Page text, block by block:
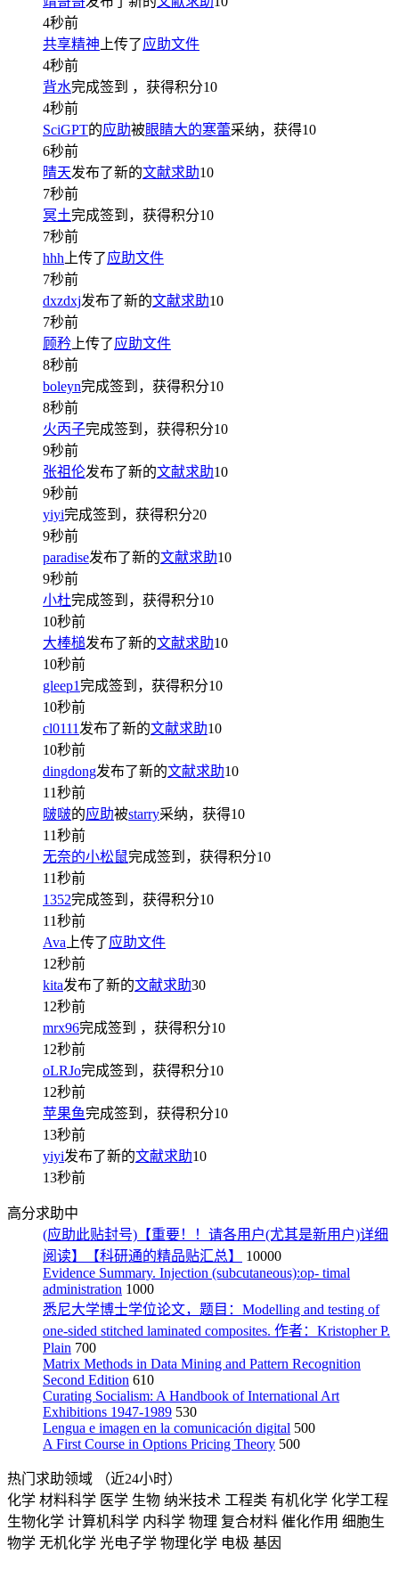
4秒前
共享精神 上传了应助文件
4秒前
背水完成签到 ，获得积分10
4秒前
SciGPT的应助被眼睛大的寒蕾采纳，获得10
6秒前
晴天发布了新的文献求助10
7秒前
冥土完成签到，获得积分10
7秒前
hhh 上传了应助文件
7秒前
dxzdxj发布了新的文献求助10
7秒前
顾矜 上传了应助文件
8秒前
boleyn完成签到，获得积分10
8秒前
火丙子完成签到，获得积分10
9秒前
张祖伦发布了新的文献求助10
9秒前
yiyi完成签到，获得积分20
9秒前
paradise发布了新的文献求助10
9秒前
小杜完成签到，获得积分10
10秒前
大棒槌发布了新的文献求助10
10秒前
gleep1完成签到，获得积分10
10秒前
cl0111 发布了新的文献求助10
10秒前
dingdong发布了新的文献求助10
11秒前
啵啵的应助被starry采纳，获得10
11秒前
无奈的小松鼠完成签到，获得积分10
11秒前
1352完成签到，获得积分10
11秒前
Ava 上传了应助文件
12秒前
kita发布了新的文献求助30
12秒前
mrx96完成签到 ，获得积分10
12秒前
oLRJo完成签到，获得积分10
12秒前
苹果鱼完成签到，获得积分10
13秒前
yiyi发布了新的文献求助10
13秒前
高分求助中
(应助此贴封号)【重要！！请各用户(尤其是新用户)详细
阅读】【科研通的精品贴汇总】
10000
Evidence Summary. Injection (subcutaneous):op- timal
administration 1000
悉尼大学博士学位论文，题目：Modelling and testing of
one-sided stitched laminated composites. 作者：Kristopher P.
Plain 700
Matrix Methods in Data Mining and Pattern Recognition
Second Edition 610
Curating Socialism: A Handbook of International Art
Exhibitions 1947-1989 530
Lengua e imagen en la comunicación digital 500
A First Course in Options Pricing Theory 500
热门求助领域
（近24小时）
化学 材料科学 医学 生物 纳米技术 工程类 有机化学 化学工程
生物化学 计算机科学 内科学 物理 复合材料 催化作用 细胞生
物学 无机化学 光电子学 物理化学 电极 基因